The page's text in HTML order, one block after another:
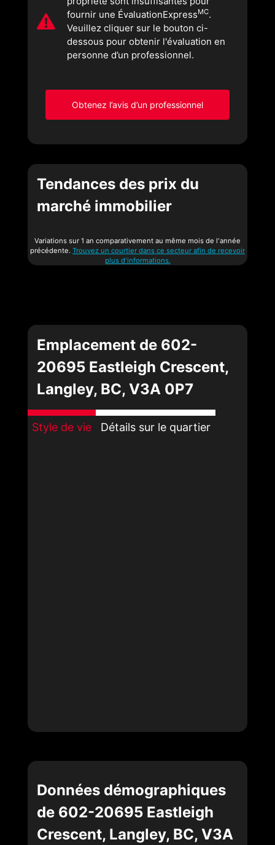
fournir une ÉvaluationExpressMC.
Veuillez cliquer sur le bouton ci-
dessous pour obtenir l'évaluation en
personne d’un professionnel.
Obtenez l’avis d’un professionnel
Tendances des prix du
marché immobilier
Variations sur 1 an comparativement au même mois de l'année
précédente. Trouvez un courtier dans ce secteur afin de recevoir
plus d'informations.
Emplacement de 602-
20695 Eastleigh Crescent,
Langley, BC, V3A 0P7
Style de vie Détails sur le quartier
Données démographiques
de 602-20695 Eastleigh
Crescent, Langley, BC, V3A